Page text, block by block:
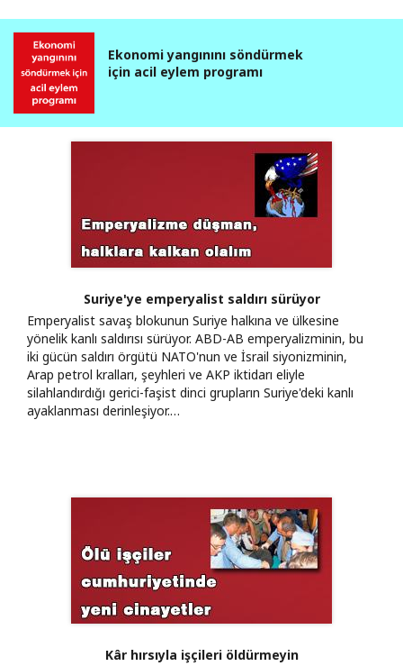
Ekonomi yangınını söndürmek
için acil eylem programı
Suriye'ye emperyalist saldırı sürüyor
Emperyalist savaş blokunun Suriye halkına ve ülkesine
yönelik kanlı saldırısı sürüyor. ABD-AB emperyalizminin, bu
iki gücün saldırı örgütü NATO'nun ve İsrail siyonizminin,
Arap petrol kralları, şeyhleri ve AKP iktidarı eliyle
silahlandırdığı gerici-faşist dinci grupların Suriye'deki kanlı
ayaklanması derinleşiyor.…
Kâr hırsıyla işçileri öldürmeyin